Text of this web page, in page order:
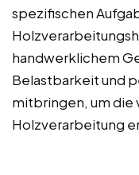
spezifischen
handwerklichem
Belastbarkeit und
mitbringen, um die
Holzverarbeitung